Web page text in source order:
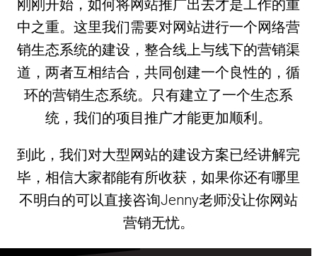
刚刚开始，如何将网站推广出去才是工作的重
中之重。这里我们需要对网站进行一个网络营
销生态系统的建设，整合线上与线下的营销渠
道，两者互相结合，共同创建一个良性的，循
环的营销生态系统。只有建立了一个生态系
统，我们的项目推广才能更加顺利。
到此，我们对大型网站的建设方案已经讲解完
毕，相信大家都能有所收获，如果你还有哪里
不明白的可以直接咨询Jenny老师没让你网站
营销无忧。